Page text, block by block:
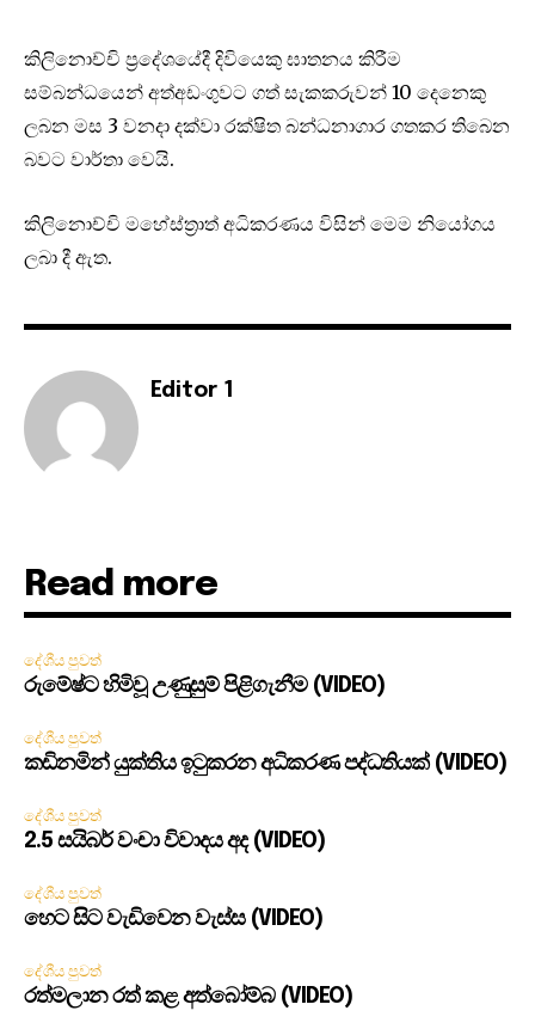
කිලිනොච්චි ප්‍රදේශයේදී දිවියෙකු ඝාතනය කිරීම
සම්බන්ධයෙන් අත්අඩංගුවට ගත් සැකකරුවන් 10 දෙනෙකු
ලබන මස 3 වනදා දක්වා රක්ෂිත බන්ධනාගාර ගතකර තිබෙන
බවට වාර්තා ව‌ෙයි.
කිලිනොච්චි මහේස්ත්‍රාත් අධිකරණය විසින් ම‌ෙම නියෝගය
ලබා දී ඇත.
Editor 1
Read more
දේශීය පුවත්
රුමේෂ්ට හිමිවූ උණුසුම් පිළිගැනීම (VIDEO)
දේශීය පුවත්
කඩිනමින් යුක්තිය ඉටුකරන අධිකරණ පද්ධතියක් (VIDEO)
දේශීය පුවත්
2.5 සයිබර් වංචා විවාදය අද (VIDEO)
දේශීය පුවත්
හෙට සිට වැඩිවෙන වැස්ස (VIDEO)
දේශීය පුවත්
රත්මලාන රත් කළ අත්බෝම්බ (VIDEO)